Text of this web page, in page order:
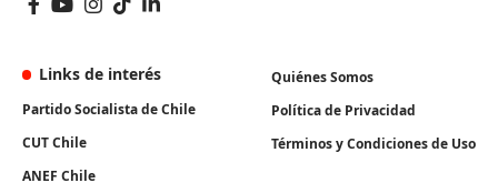
Links de interés
Partido Socialista de Chile
CUT Chile
ANEF Chile
Quiénes Somos
Política de Privacidad
Términos y Condiciones de Uso